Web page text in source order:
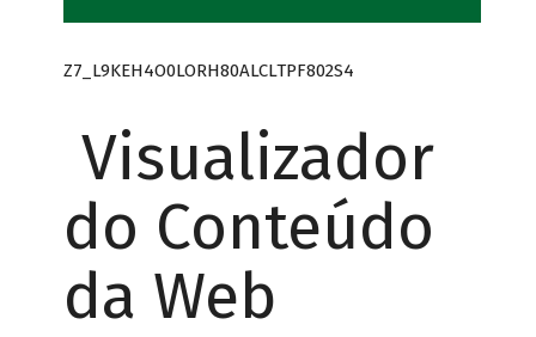
Z7_L9KEH4O0LORH80ALCLTPF802S4
Visualizador
do Conteúdo
da Web